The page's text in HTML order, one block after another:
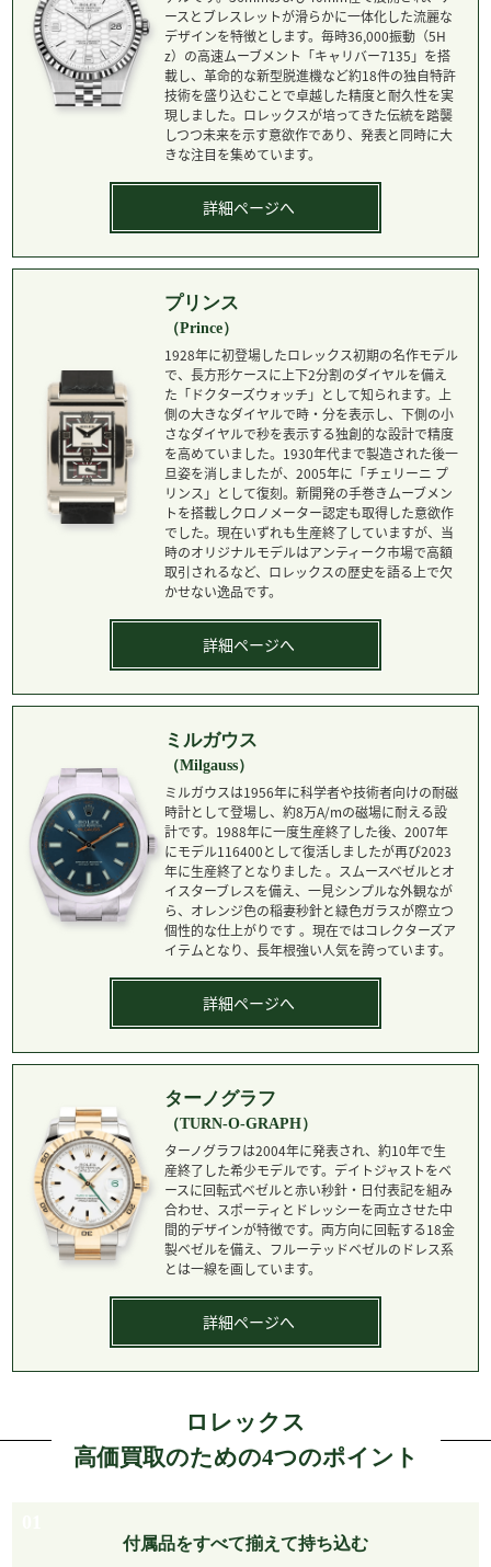
ースとブレスレットが滑らかに一体化した流麗な
デザインを特徴とします。毎時36,000振動（5H
z）の高速ムーブメント「キャリバー7135」を搭
載し、革命的な新型脱進機など約18件の独自特許
技術を盛り込むことで卓越した精度と耐久性を実
現しました。ロレックスが培ってきた伝統を踏襲
しつつ未来を示す意欲作であり、発表と同時に大
きな注目を集めています。
詳細ページへ
プリンス
（Prince）
1928年に初登場したロレックス初期の名作モデル
で、長方形ケースに上下2分割のダイヤルを備え
た「ドクターズウォッチ」として知られます。上
側の大きなダイヤルで時・分を表示し、下側の小
さなダイヤルで秒を表示する独創的な設計で精度
を高めていました。1930年代まで製造された後一
旦姿を消しましたが、2005年に「チェリーニ プ
リンス」として復刻。新開発の手巻きムーブメン
トを搭載しクロノメーター認定も取得した意欲作
でした。現在いずれも生産終了していますが、当
時のオリジナルモデルはアンティーク市場で高額
取引されるなど、ロレックスの歴史を語る上で欠
かせない逸品です。
詳細ページへ
ミルガウス
（Milgauss）
ミルガウスは1956年に科学者や技術者向けの耐磁
時計として登場し、約8万A/mの磁場に耐える設
計です。1988年に一度生産終了した後、2007年
にモデル116400として復活しましたが再び2023
年に生産終了となりました 。スムースベゼルとオ
イスターブレスを備え、一見シンプルな外観なが
ら、オレンジ色の稲妻秒針と緑色ガラスが際立つ
個性的な仕上がりです 。現在ではコレクターズア
イテムとなり、長年根強い人気を誇っています。
詳細ページへ
ターノグラフ
（TURN-O-GRAPH）
ターノグラフは2004年に発表され、約10年で生
産終了した希少モデルです。デイトジャストをベ
ースに回転式ベゼルと赤い秒針・日付表記を組み
合わせ、スポーティとドレッシーを両立させた中
間的デザインが特徴です。両方向に回転する18金
製ベゼルを備え、フルーテッドベゼルのドレス系
とは一線を画しています。
詳細ページへ
ロレックス
高価買取のための4つのポイント
付属品をすべて揃えて持ち込む